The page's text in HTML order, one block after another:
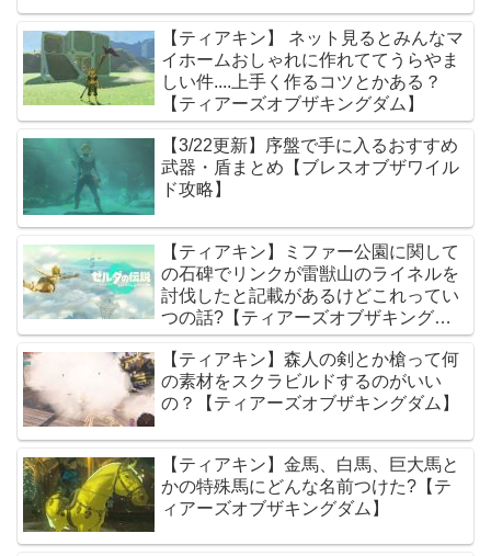
【ティアキン】 ネット見るとみんなマ
イホームおしゃれに作れててうらやま
しい件....上手く作るコツとかある？
【ティアーズオブザキングダム】
【3/22更新】序盤で手に入るおすすめ
武器・盾まとめ【ブレスオブザワイル
ド攻略】
【ティアキン】ミファー公園に関して
の石碑でリンクが雷獣山のライネルを
討伐したと記載があるけどこれってい
つの話?【ティアーズオブザキングダ
ム】
【ティアキン】森人の剣とか槍って何
の素材をスクラビルドするのがいい
の？【ティアーズオブザキングダム】
【ティアキン】金馬、白馬、巨大馬と
かの特殊馬にどんな名前つけた?【テ
ィアーズオブザキングダム】